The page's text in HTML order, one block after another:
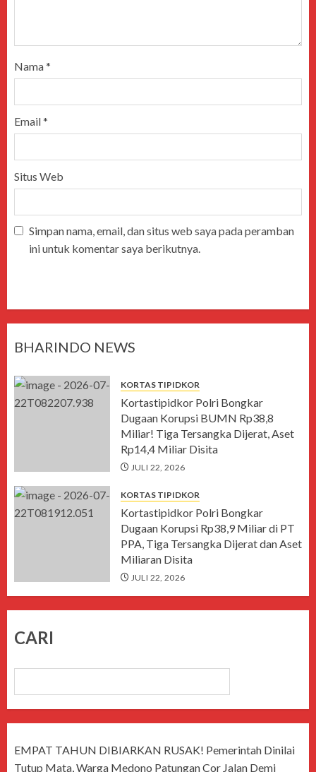
Nama*
Email*
Situs Web
Simpan nama, email, dan situs web saya pada peramban
ini untuk komentar saya berikutnya.
BHARINDO NEWS
KORTAS TIPIDKOR
Kortastipidkor Polri Bongkar
Dugaan Korupsi BUMN Rp38,8
Miliar! Tiga Tersangka Dijerat, Aset
Rp14,4 Miliar Disita
JULI 22, 2026
KORTAS TIPIDKOR
Kortastipidkor Polri Bongkar
Dugaan Korupsi Rp38,9 Miliar di PT
PPA, Tiga Tersangka Dijerat dan Aset
Miliaran Disita
JULI 22, 2026
CARI
EMPAT TAHUN DIBIARKAN RUSAK! Pemerintah Dinilai
Tutup Mata, Warga Medono Patungan Cor Jalan Demi